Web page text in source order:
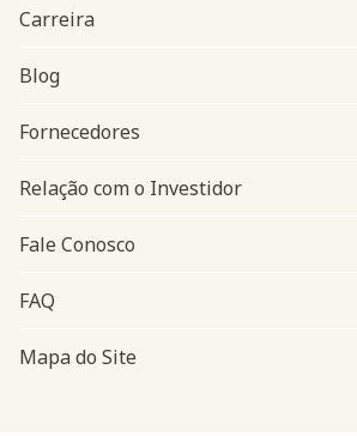
Navegação do rodapé
Carreira
Blog
Fornecedores
Relação com o Investidor
Fale Conosco
FAQ
Mapa do Site